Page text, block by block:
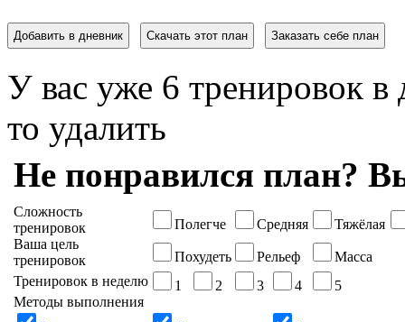
Добавить в дневник Скачать этот план Заказать себе план
У вас уже 6 тренировок
то удалить
Не понравился план?
Сложность
тренировок
Полегче Средняя
Тяжёлая
Ваша цель
тренировок
Похудеть Рельеф
Масса
Тренировок в неделю
1 2 3 4
5
Методы выполнения